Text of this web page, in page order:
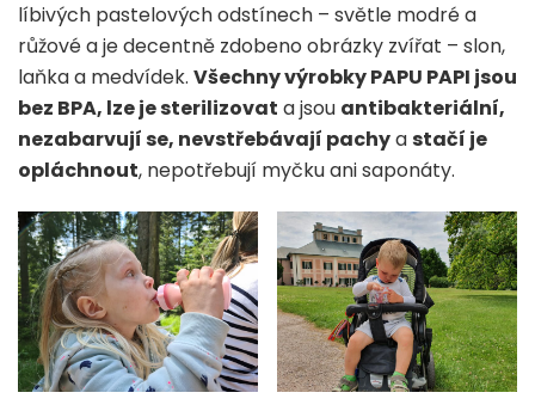
líbivých pastelových odstínech – světle modré a
růžové a je decentně zdobeno obrázky zvířat – slon,
laňka a medvídek. Všechny výrobky PAPU PAPI jsou
bez BPA, lze je sterilizovat a jsou antibakteriální,
nezabarvují se, nevstřebávají pachyastačí je
opláchnout, nepotřebují myčku ani saponáty.